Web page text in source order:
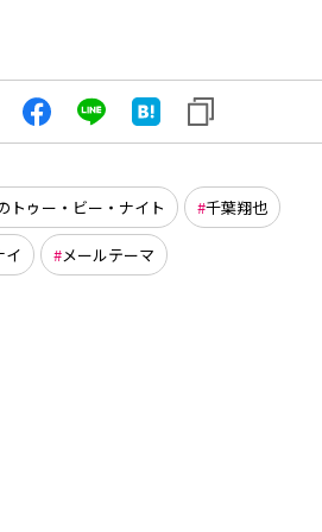
トゥー・ビー・ナイト 千葉翔也
イ メールテーマ